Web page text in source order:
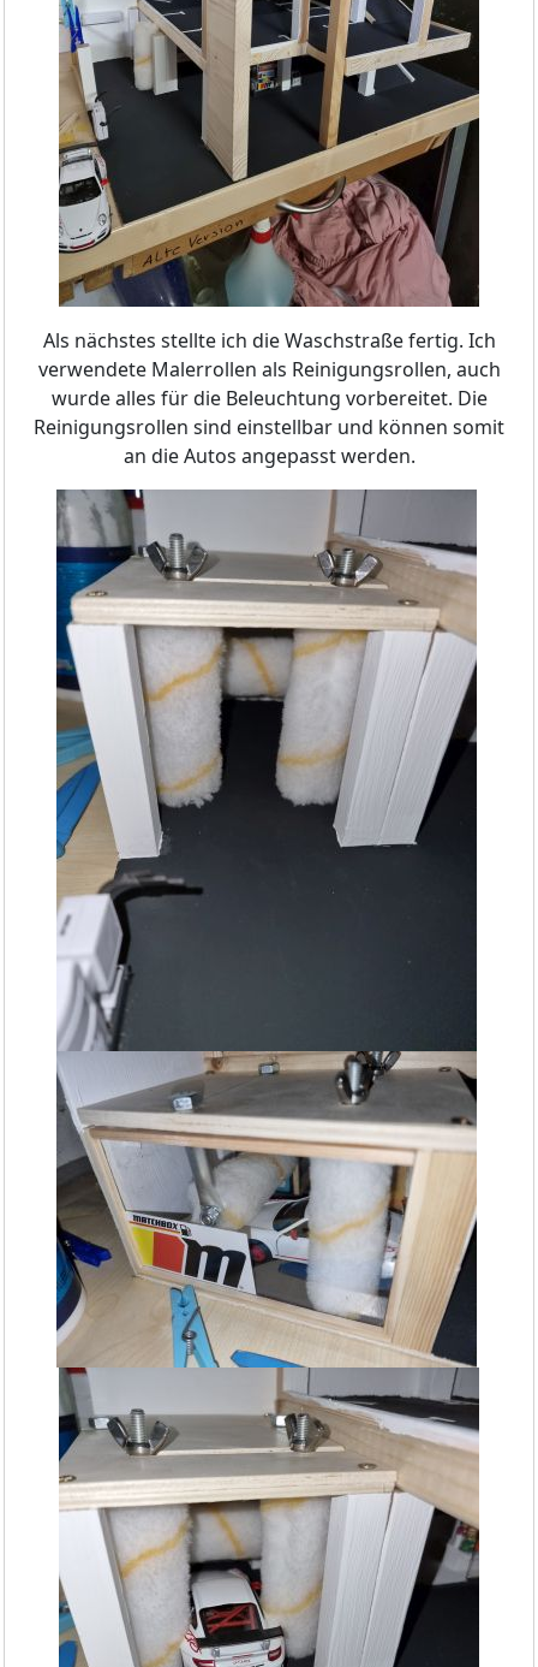
Als nächstes stellte ich die Waschstraße fertig. Ich
verwendete Malerrollen als Reinigungsrollen, auch
wurde alles für die Beleuchtung vorbereitet. Die
Reinigungsrollen sind einstellbar und können somit
an die Autos angepasst werden.